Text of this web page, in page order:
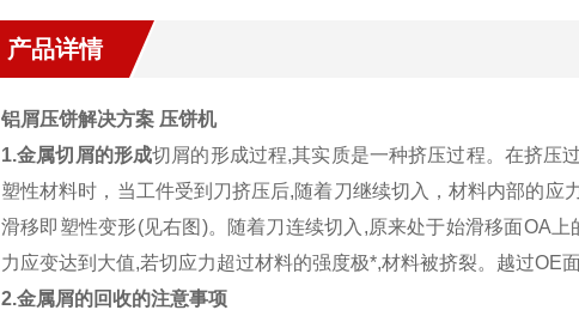
产品详情
铝屑压饼解决方案 压饼机
1.金属切屑的形成切屑的形成过程,其实质是一种挤压过程。在挤压
塑性材料时，当工件受到刀挤压后,随着刀继续切入，材料内部的
滑移即塑性变形(见右图)。随着刀连续切入,原来处于始滑移面OA
力应变达到大值,若切应力超过材料的强度极*,材料被挤裂。越过OE
2.金属屑的回收的注意事项